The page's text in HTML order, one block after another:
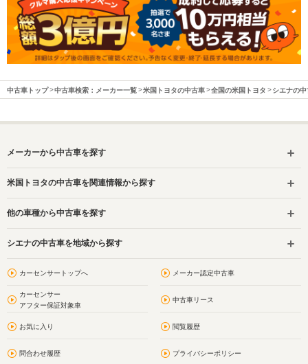
中古車トップ 中古車検索：メーカー一覧 米国トヨタの中古車 全国の米国トヨタ シエナの中
メーカーから中古車を探す
米国トヨタの中古車を関連情報から探す
他の車種から中古車を探す
シエナの中古車を地域から探す
カーセンサートップへ メーカー認定中古車
カーセンサー
アフター保証対象車
中古車リース
お気に入り 閲覧履歴
問合わせ履歴 プライバシーポリシー